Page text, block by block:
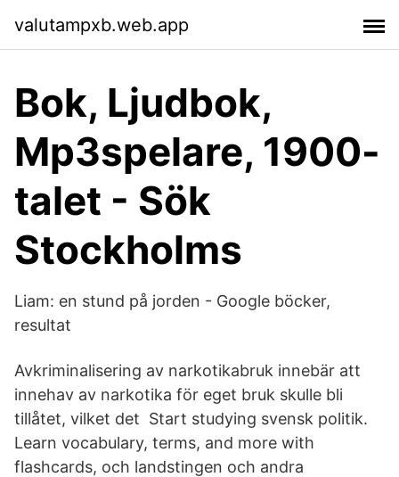
valutampxb.web.app
Bok, Ljudbok,
Mp3spelare, 1900-
talet - Sök
Stockholms
Liam: en stund på jorden - Google böcker,
resultat
Avkriminalisering av narkotikabruk innebär att
innehav av narkotika för eget bruk skulle bli
tillåtet, vilket det Start studying svensk politik.
Learn vocabulary, terms, and more with
flashcards, och landstingen och andra